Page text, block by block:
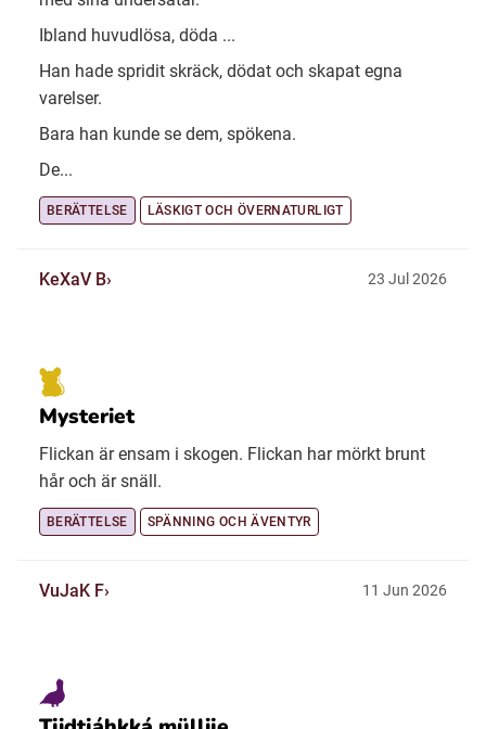
Ibland huvudlösa, döda ...
Han hade spridit skräck, dödat och skapat egna
varelser.
Bara han kunde se dem, spökena.
De...
BERÄTTELSE LÄSKIGT OCH ÖVERNATURLIGT
KeXaV B 23 Jul 2026
Mysteriet
Flickan är ensam i skogen. Flickan har mörkt brunt
hår och är snäll.
BERÄTTELSE SPÄNNING OCH ÄVENTYR
VuJaK F 11 Jun 2026